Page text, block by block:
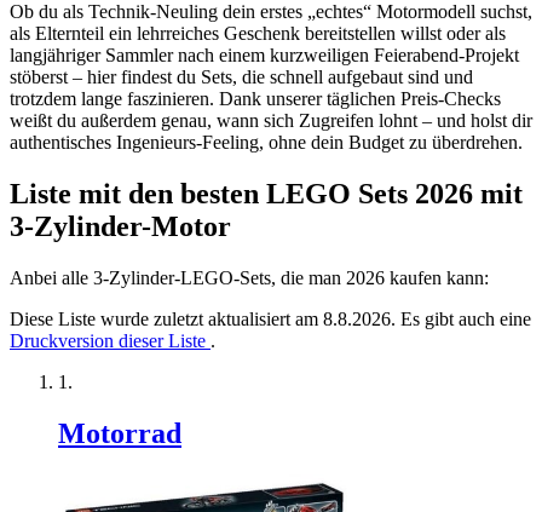
Ob du als Technik-Neuling dein erstes „echtes“ Motor­modell suchst,
als Elternteil ein lehr­reiches Geschenk bereitstellen willst oder als
langjähriger Sammler nach einem kurz­weiligen Feier­abend-Projekt
stöberst – hier findest du Sets, die schnell aufgebaut sind und
trotzdem lange faszinieren. Dank unserer täglichen Preis-Checks
weißt du außerdem genau, wann sich Zugreifen lohnt – und holst dir
authentisches Ingenieurs-Feeling, ohne dein Budget zu überdrehen.
Liste mit den besten LEGO Sets 2026 mit
3-Zylinder-Motor
Anbei alle 3-Zylinder-LEGO-Sets, die man 2026 kaufen kann:
Diese Liste wurde zuletzt aktualisiert am 8.8.2026. Es gibt auch eine
Druckversion dieser Liste .
Motorrad